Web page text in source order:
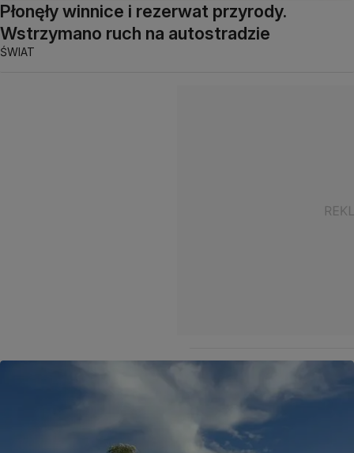
Płonęły winnice i rezerwat przyrody.
Wstrzymano ruch na autostradzie
ŚWIAT